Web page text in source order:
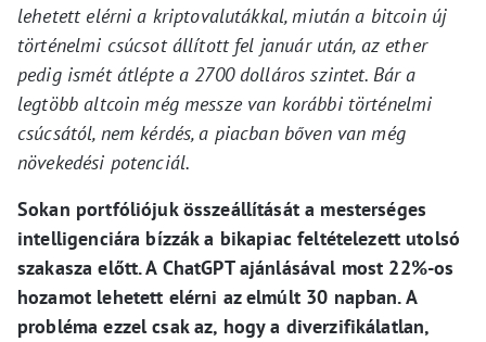
lehetett elérni a kriptovalutákkal, miután a bitcoin új
történelmi csúcsot állított fel január után, az ether
pedig ismét átlépte a 2700 dolláros szintet. Bár a
legtöbb altcoin még messze van korábbi történelmi
csúcsától, nem kérdés, a piacban bőven van még
növekedési potenciál.
Sokan portfóliójuk összeállítását a mesterséges
intelligenciára bízzák a bikapiac feltételezett utolsó
szakasza előtt. A ChatGPT ajánlásával most 22%-os
hozamot lehetett elérni az elmúlt 30 napban. A
probléma ezzel csak az, hogy a diverzifikálatlan,